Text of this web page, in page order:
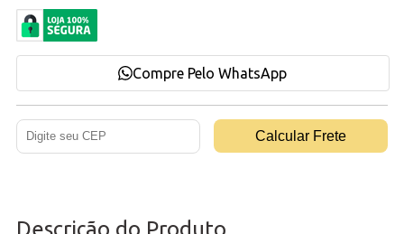
Compre Pelo WhatsApp
Descrição do Produto